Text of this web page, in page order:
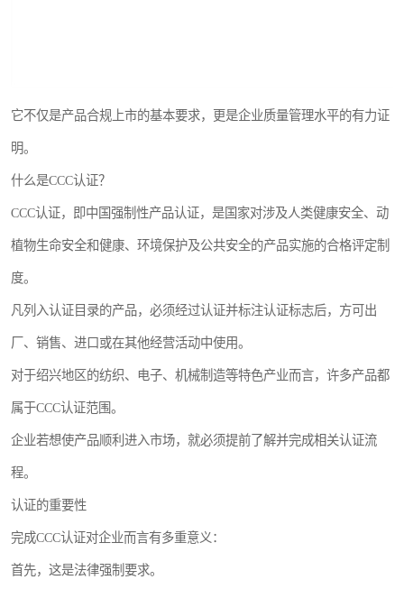
它不仅是产品合规上市的基本要求，更是企业质量管理水平的有力证
明。
什么是CCC认证？
CCC认证，即中国强制性产品认证，是国家对涉及人类健康安全、动
植物生命安全和健康、环境保护及公共安全的产品实施的合格评定制
度。
凡列入认证目录的产品，必须经过认证并标注认证标志后，方可出
厂、销售、进口或在其他经营活动中使用。
对于绍兴地区的纺织、电子、机械制造等特色产业而言，许多产品都
属于CCC认证范围。
企业若想使产品顺利进入市场，就必须提前了解并完成相关认证流
程。
认证的重要性
完成CCC认证对企业而言有多重意义：
首先，这是法律强制要求。